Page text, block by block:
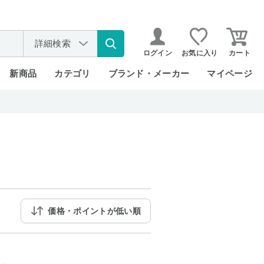
詳細検索
ログイン お気に入り カート
新商品 カテゴリ ブランド・メーカー マイページ
価格・ポイントが低い順